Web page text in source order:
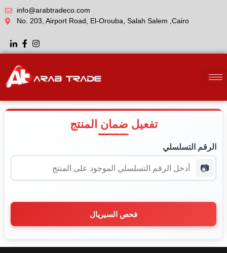
info@arabtradeco.com
No. 203, Airport Road, El-Orouba, Salah Salem ,Cairo
تفعيل ضمان المنتج
الرقم التسلسلي
📷
فحص السيريال